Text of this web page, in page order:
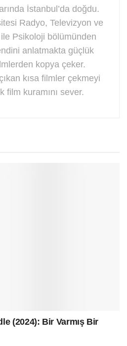
İstanbul’da doğdu.
Radyo, Televizyon ve
Psikoloji bölümünden
anlatmakta güçlük
kopya çeker.
kısa filmler çekmeyi
film kuramını sever.
(2024): Bir Varmış Bir